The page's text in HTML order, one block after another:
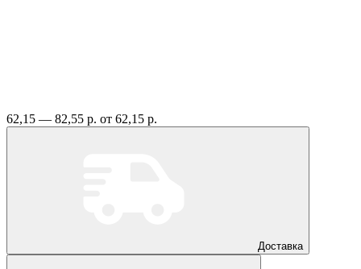
62,15 — 82,55 р. от 62,15 р.
Доставка